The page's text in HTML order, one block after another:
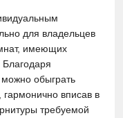
для владельцев
имеющих
обыграть
вписав в
требуемой